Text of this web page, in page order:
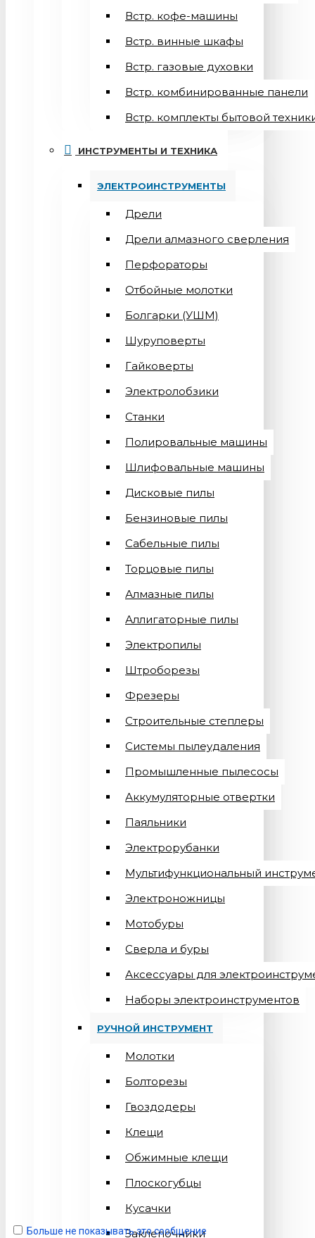
Встр. кофе-машины
Встр. винные шкафы
Встр. газовые духовки
Встр. комбинированные панели
Встр. комплекты бытовой
ИНСТРУМЕНТЫ И ТЕХНИКА
ЭЛЕКТРОИНСТРУМЕНТЫ
Дрели
Дрели алмазного сверления
Перфораторы
Отбойные молотки
Болгарки (УШМ)
Шуруповерты
Гайковерты
Электролобзики
Станки
Полировальные машины
Шлифовальные машины
Дисковые пилы
Бензиновые пилы
Сабельные пилы
Торцовые пилы
Алмазные пилы
Аллигаторные пилы
Электропилы
Штроборезы
Фрезеры
Строительные степлеры
Системы пылеудаления
Промышленные пылесосы
Аккумуляторные отвертки
Паяльники
Электрорубанки
Мультифункциональный
Электроножницы
Мотобуры
Сверла и буры
Аксессуары для
Наборы электроинструментов
РУЧНОЙ ИНСТРУМЕНТ
Молотки
Болторезы
Гвоздодеры
Клещи
Обжимные клещи
Плоскогубцы
Кусачки
Заклепочники
Больше не показывать это сообщение